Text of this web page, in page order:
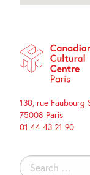
130, rue Faubourg
75008 Paris
01 44 43 21 90
Search